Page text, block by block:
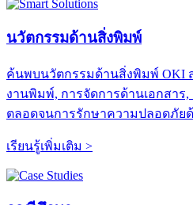
นวัตกรรมด้านสิ่งพิมพ์
ค้นพบนวัตกรรมด้านสิ่งพิมพ์ OKI
งานพิมพ์, การจัดการด้านเอกสา
ตลอดจนการรักษาความปลอดภัย
เรียนรู้เพิ่มเติม >